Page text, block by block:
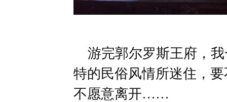
游完郭尔罗斯王府，我
特的民俗风情所迷住，
不愿意离开……